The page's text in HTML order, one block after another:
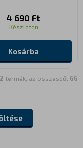
4 690 Ft
Készleten
Kosárba
termék, az összesből 66